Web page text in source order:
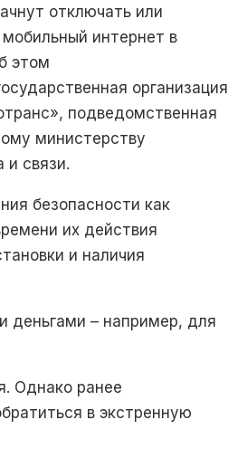
отключать или
интернет в
этом
организация
подведомственная
министерству
и связи.
безопасности как
их действия
и наличия
деньгами – например, для
Однако ранее
в экстренную